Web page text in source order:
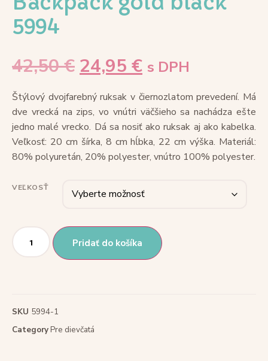
5994
42,50€ 24,95 € s DPH
Štýlový dvojfarebný ruksak v čiernozlatom prevedení. Má
dve vrecká na zips, vo vnútri väčšieho sa nachádza ešte
jedno malé vrecko. Dá sa nosiť ako ruksak aj ako kabelka.
Veľkosť: 20 cm šírka, 8 cm hĺbka, 22 cm výška. Materiál:
80% polyuretán, 20% polyester, vnútro 100% polyester.
VEĽKOSŤ
Pridať do košíka
SKU 5994-1
CategoryPre dievčatá